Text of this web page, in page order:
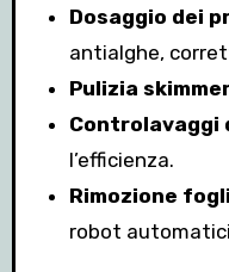
Dosaggio dei
antialghe,
Pulizia
Controlavaggi
l’efficienza.
Rimozione
robot